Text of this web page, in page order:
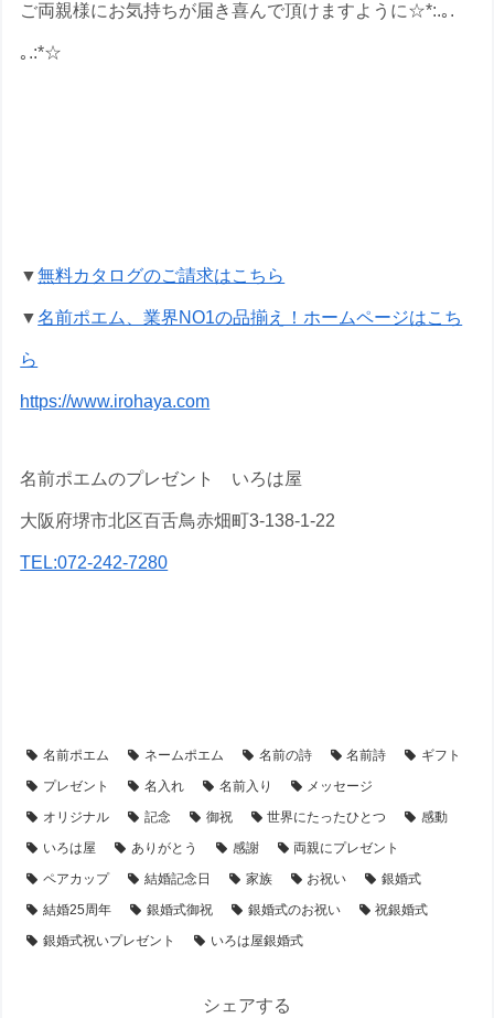
ご両親様にお気持ちが届き喜んで頂けますように☆*:.｡.
｡.:*☆
▼無料カタログのご請求はこちら
▼名前ポエム、業界NO1の品揃え！ホームページはこち
ら
https://www.irohaya.com
名前ポエムのプレゼント いろは屋
大阪府堺市北区百舌鳥赤畑町3-138-1-22
TEL:072-242-7280
名前ポエム ネームポエム 名前の詩 名前詩
ギフト
プレゼント
名入れ 名前入り
メッセージ
オリジナル
記念 御祝 世界にたったひとつ
感動
いろは屋
ありがとう 感謝
両親にプレゼント
ペアカップ
結婚記念日 家族 お祝い
銀婚式
結婚25周年
銀婚式御祝 銀婚式のお祝い
祝銀婚式
銀婚式祝いプレゼント
いろは屋銀婚式
シェアする